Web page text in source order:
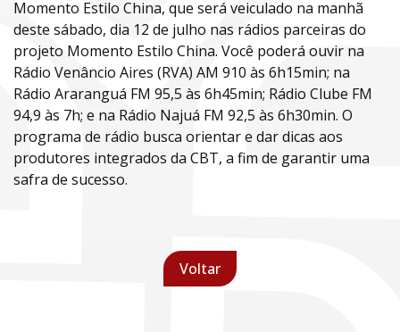
Momento Estilo China, que será veiculado na manhã
deste sábado, dia 12 de julho nas rádios parceiras do
projeto Momento Estilo China. Você poderá ouvir na
Rádio Venâncio Aires (RVA) AM 910 às 6h15min; na
Rádio Araranguá FM 95,5 às 6h45min; Rádio Clube FM
94,9 às 7h; e na Rádio Najuá FM 92,5 às 6h30min. O
programa de rádio busca orientar e dar dicas aos
produtores integrados da CBT, a fim de garantir uma
safra de sucesso.
Voltar